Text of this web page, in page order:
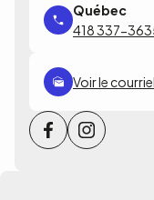
418 337-
Voir le